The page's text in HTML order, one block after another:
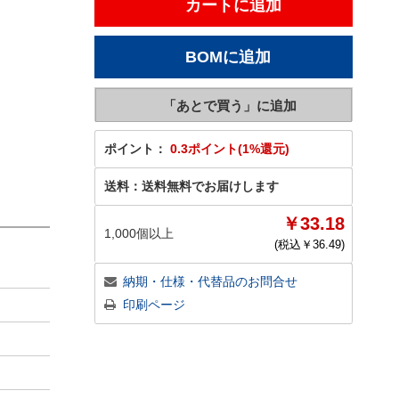
ポイント： 0.3ポイント(1%還元)
送料： 送料無料でお届けします
1,000個以上 ￥33.18
(税込￥ 36.49)
納期・仕様・代替品のお問合せ
印刷ページ